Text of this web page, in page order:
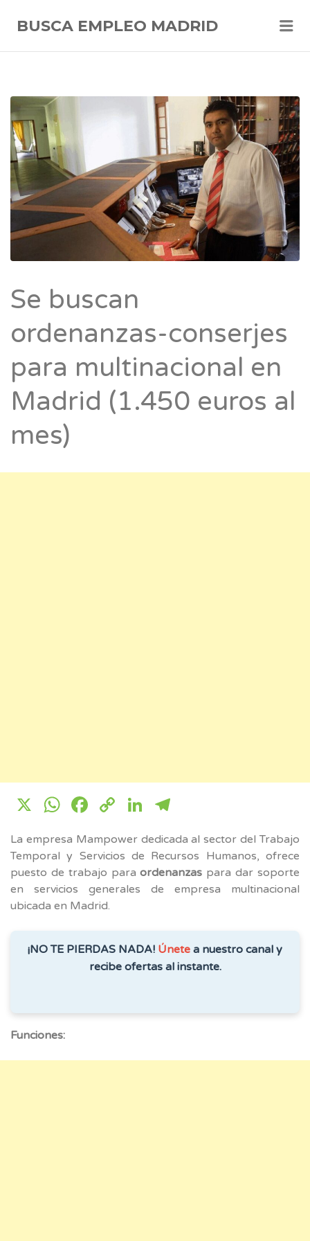
BUSCA EMPLEO MADRID
Se buscan
ordenanzas-conserjes
para multinacional en
Madrid (1.450 euros al
mes)
X WhatsApp
Facebook
CopyLinkedIn
La empresa Mampower dedicada al sector del Trabajo
Temporal y Servicios de Recursos Humanos, ofrece
puesto de trabajo paraordenanzas para dar soporte
en servicios generales de empresa multinacional
ubicada en Madrid.
¡NO TE PIERDAS NADA! Únete a nuestro canal y
recibe ofertas al instante.
Funciones: